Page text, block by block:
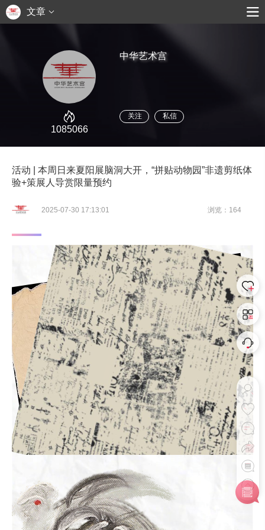
文章
1085066
中华艺术宫
关注 私信
活动 | 本周日来夏阳展脑洞大开，“拼贴动物园”非遗剪纸体
验+策展人导赏限量预约
2025-07-30 17:13:01 浏览：164